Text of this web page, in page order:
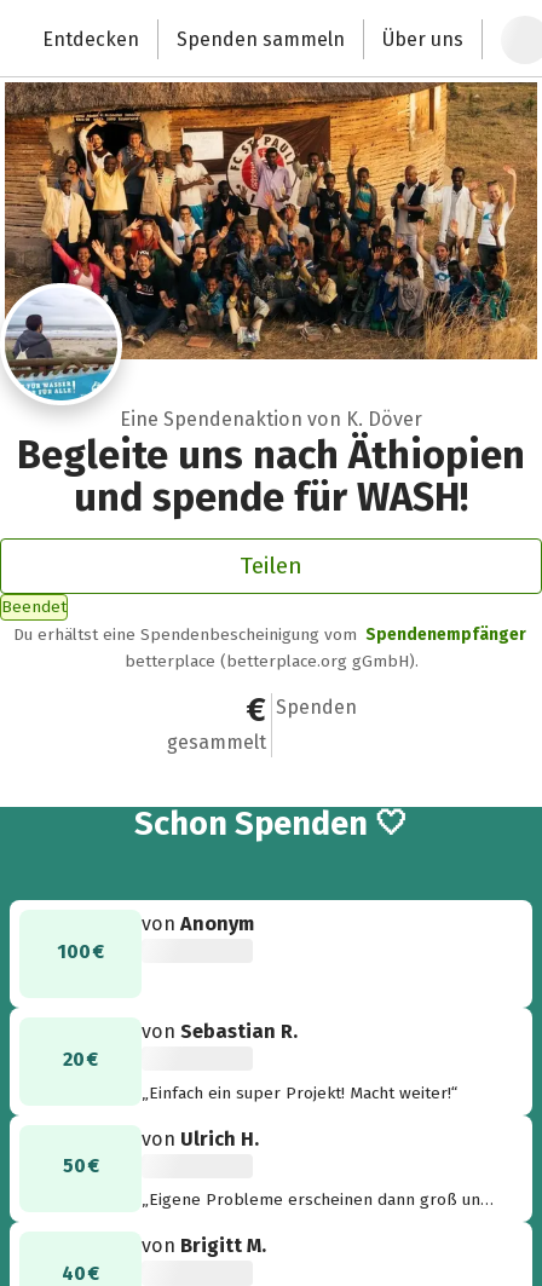
Deutschlands größte Spendenplattform
Entdecken Spenden sammeln Über uns
Eine Spendenaktion von K. Döver
Begleite uns nach Äthiopien
und spende für WASH!
Teilen
Beendet
Du erhältst eine Spendenbescheinigung vom Spendenempfänger
betterplace (betterplace.org gGmbH).
340 €
gesammelt
8
Spenden
Schon 8
Spenden 🤍
100 €
vonAnonym
20 €
vonSebastian R.
„Einfach ein super Projekt! Macht weiter!“
50 €
von Ulrich H.
„Eigene Probleme erscheinen dann groß und
hat. Gemeinsam ist fast alles möglich... Jeder
40 €
von Brigitt M.